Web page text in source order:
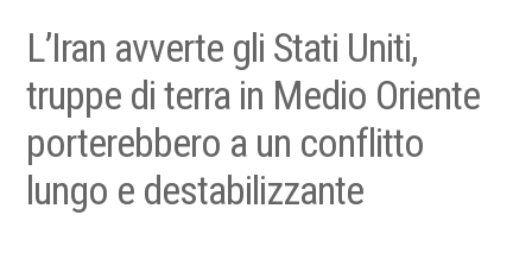
L’Iran avverte gli Stati Uniti,
truppe di terra in Medio Oriente
porterebbero a un conflitto
lungo e destabilizzante